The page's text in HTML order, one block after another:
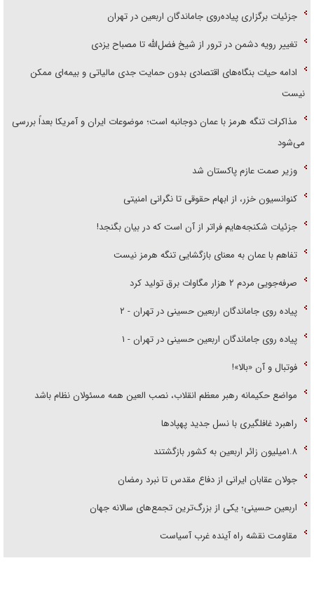
جزئیات برگزاری پیاده‌روی جاماندگان اربعین در تهران
تغییر رویه دشمن در ترور از شیخ فضل‌الله تا مصباح یزدی
ادامه حیات بنگاه‌های اقتصادی بدون حمایت جدی مالیاتی و بیمه‌ای ممکن
نیست
مذاکرات تنگه هرمز با عمان دوجانبه است؛ موضوعات ایران و آمریکا بعداً بررسی
می‌شود
وزیر صمت عازم پاکستان شد
کنوانسیون خزر، از ابهام حقوقی تا نگرانی امنیتی
جزئیات شکنجه‌هایم فراتر از آن است که در بیان بگنجد!
تفاهم با عمان به معنای بازگشایی تنگه هرمز نیست
صرفه‌جویی مردم ۲ هزار مگاوات برق تولید کرد
پیاده روی جاماندگان اربعین حسینی در تهران - ۲
پیاده روی جاماندگان اربعین حسینی در تهران - ۱
فوتبال و آن «بالا»!
مواضع حکیمانه رهبر معظم انقلاب، نصب العین همه مسئولان نظام باشد
راهبرد غافلگیری با نسل جدید پهپاد‌ها
۱.۸میلیون زائر اربعین به کشور بازگشتند
جولان عقابان ایرانی از دفاع مقدس تا نبرد رمضان
اربعین حسینی؛ یکی از بزرگ‌ترین تجمع‌های سالانه جهان
مقاومت نقشه راه آینده غرب آسیاست